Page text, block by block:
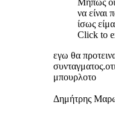
Μήπως οι
να είναι
ίσως
Click to
εγω θα
μπουρλοτο
Δημήτρης